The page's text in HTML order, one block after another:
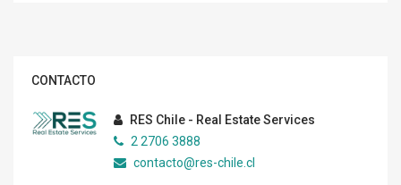
CONTACTO
RES Chile - Real Estate Services
2 2706 3888
contacto@res-chile.cl